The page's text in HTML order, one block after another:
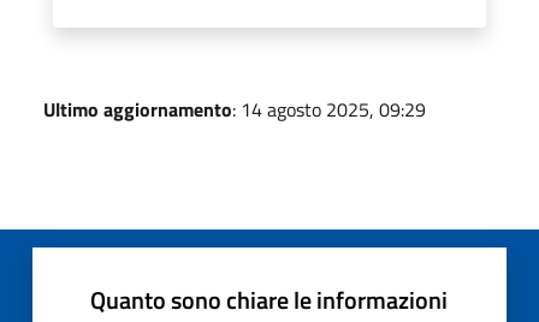
Ultimo aggiornamento: 14 agosto 2025, 09:29
Quanto sono chiare le informazioni